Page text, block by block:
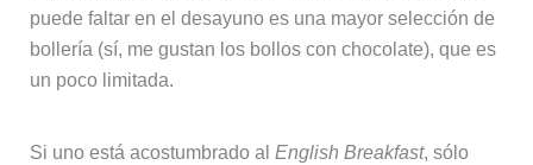
puede faltar en el desayuno es una mayor selección de
bollería (sí, me gustan los bollos con chocolate), que es
un poco limitada.
Si uno está acostumbrado al English Breakfast, sólo